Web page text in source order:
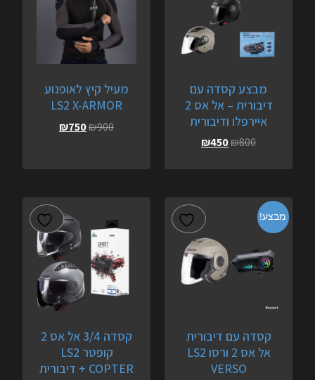
מבצע קסדה עם
דיבורית – אל אס 2
איירפלו ודיבורית
₪800
₪450
מעיל קיץ לאופנוע
LS2 X-ARMOR
₪900
₪750
מבצע!
קסדה עם דיבורית
אל אס 2 ורסו LS2
VERSO
קסדה 3/4 אל אס 2
קופטר LS2
COPTER + דיבורית